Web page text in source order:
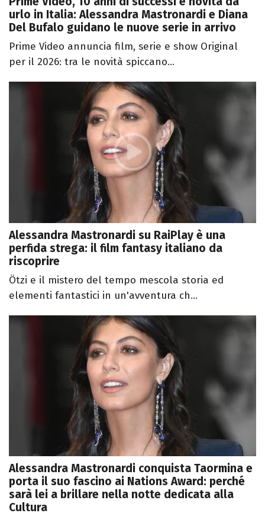
urlo in Italia: Alessandra Mastronardi e Diana
Del Bufalo guidano le nuove serie in arrivo
Prime Video annuncia film, serie e show Original
per il 2026: tra le novità spiccano...
Alessandra Mastronardi su RaiPlay è una
perfida strega: il film fantasy italiano da
riscoprire
Ötzi e il mistero del tempo mescola storia ed
elementi fantastici in un'avventura ch...
Alessandra Mastronardi conquista Taormina e
porta il suo fascino ai Nations Award: perché
sarà lei a brillare nella notte dedicata alla
Cultura